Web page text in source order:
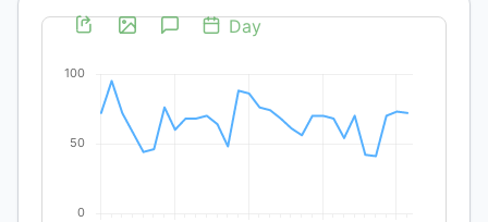
Argentina
(L6300DUG)
Principal